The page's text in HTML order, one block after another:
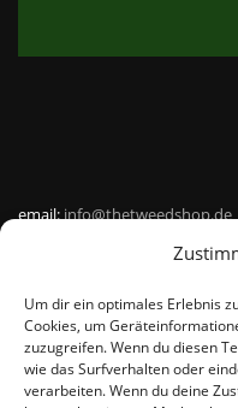
Um dir ein optimales Erlebnis
Cookies, um
zuzugreifen. Wenn du diesen
wie das Surfverhalten oder
verarbeiten. Wenn du deine
email:info@thetweedshop.de
Kvk Nummer: 88959732
MWSnr: NL864836247B01